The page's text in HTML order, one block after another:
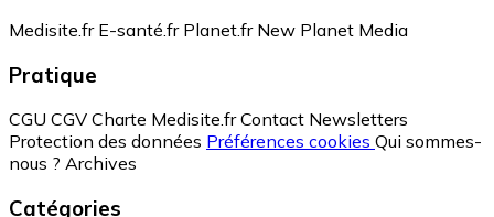
Medisite.fr E-santé.fr Planet.fr New Planet Media
Pratique
CGU CGV Charte Medisite.fr Contact Newsletters
Protection des données Préférences cookies Qui sommes-
nous ? Archives
Catégories